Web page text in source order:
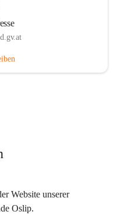
Website unserer
Oslip.